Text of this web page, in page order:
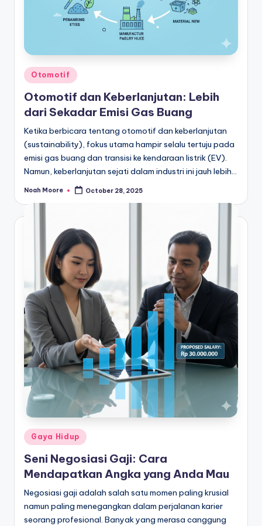
Posted
in
Otomotif
Otomotif dan Keberlanjutan: Lebih
dari Sekadar Emisi Gas Buang
Ketika berbicara tentang otomotif dan keberlanjutan
(sustainability), fokus utama hampir selalu tertuju pada
emisi gas buang dan transisi ke kendaraan listrik (EV).
Namun, keberlanjutan sejati dalam industri ini jauh lebih…
Posted
Noah Moore October 28, 2025
Posted
in
Gaya Hidup
Seni Negosiasi Gaji: Cara
Mendapatkan Angka yang Anda Mau
Negosiasi gaji adalah salah satu momen paling krusial
namun paling menegangkan dalam perjalanan karier
seorang profesional. Banyak yang merasa canggung